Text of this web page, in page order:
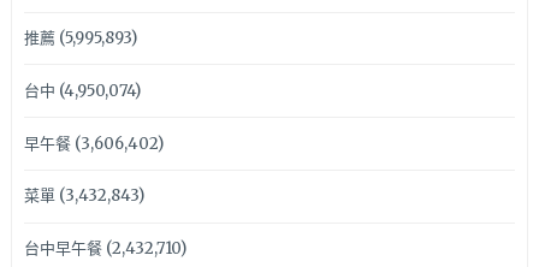
推薦(5,995,893)
台中 (4,950,074)
早午餐(3,606,402)
菜單(3,432,843)
台中早午餐(2,432,710)